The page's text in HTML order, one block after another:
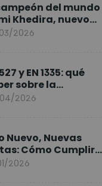
del mundo
Khedira, nuevo
de
2026
y EN 1335: qué
sobre la
de los
2026
Nuevo, Nuevas
Cómo Cumplir
Fitness
2026